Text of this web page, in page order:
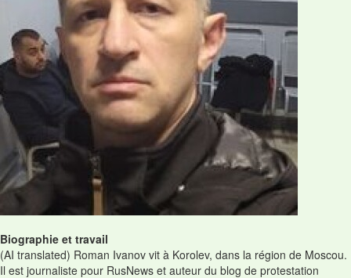
Biographie et travail
(AI translated) Roman Ivanov vit à Korolev, dans la région de Moscou.
Il est journaliste pour RusNews et auteur du blog de protestation